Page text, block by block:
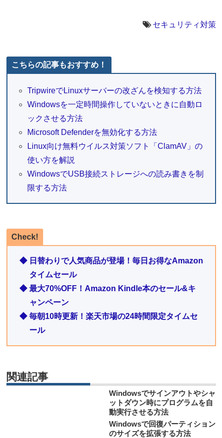
セキュリティ対策
こちらの記事もおすすめ！
TripwireでLinuxサーバーの改ざんを検知する方法
Windowsを一定時間操作していないときに自動ロ
ックさせる方法
Microsoft Defenderを無効化する方法
Linux向け無料ウイルス対策ソフト「ClamAV」の
使い方を解説
WindowsでUSB接続ストレージへの読み書きを制
限する方法
Check!
◆ 日替わりで人気商品が登場！毎日お得なAmazon
タイムセール
◆ 最大70%OFF！Amazon Kindle本のセール&キ
ャンペーン
◆ 毎朝10時更新！楽天市場の24時間限定タイムセ
ール
関連記事
Windowsでサインアウトやシャ
ットダウン時にプログラムを自
動実行させる方法
Windowsで回復パーティション
のサイズを拡張する方法